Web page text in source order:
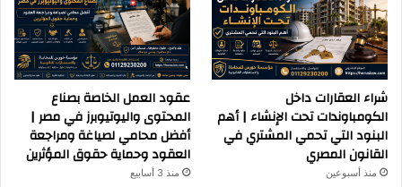
شراء العقارات داخل
الكومباوندات تحت الإنشاء | أهم
البنود التي تحمي المشتري في
القانون المصري
منذ أسبوعين
عقود العمل الخاصة بصناع
المحتوى واليوتيوبرز في مصر |
أفضل محامي لصياغة ومراجعة
العقود وحماية حقوق المؤثرين
منذ 3 أسابيع